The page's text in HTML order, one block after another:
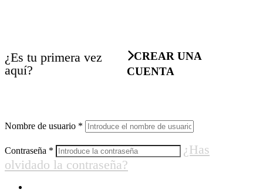
¿Es tu primera vez
aquí?
CREAR UNA
CUENTA
Nombre de usuario *
Contraseña *
¿Has
olvidado la contraseña?